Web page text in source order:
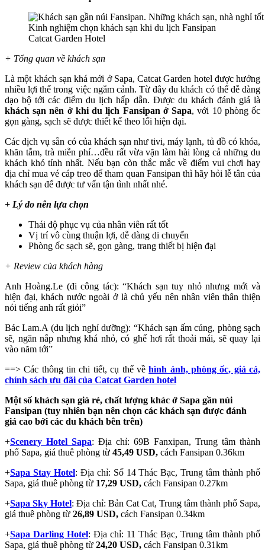
Catcat Garden Hotel
+ Tổng quan về khách sạn
Là một khách sạn khá mới ở Sapa, Catcat Garden hotel được hưởng
nhiều lợi thế trong việc ngắm cảnh. Từ đây du khách có thể dễ dàng
dạo bộ tới các điểm du lịch hấp dẫn. Được du khách đánh giá là
khách sạn nên ở khi du lịch Fansipan ở Sapa, với 10 phòng ốc
gọn gàng, sạch sẽ được thiết kế theo lối hiện đại.
Các dịch vụ sẵn có của khách sạn như tivi, máy lạnh, tủ đồ có khóa,
khăn tắm, trà miễn phí…đều rất vừa vặn làm hài lòng cả những du
khách khó tính nhất. Nếu bạn còn thắc mắc về điểm vui chơi hay
địa chỉ mua vé cáp treo để tham quan Fansipan thì hãy hỏi lễ tân của
khách sạn để được tư vấn tận tình nhất nhé.
+ Lý do nên lựa chọn
Thái độ phục vụ của nhân viên rất tốt
Vị trí vô cùng thuận lợi, dễ dàng di chuyển
Phòng ốc sạch sẽ, gọn gàng, trang thiết bị hiện đại
+ Review của khách hàng
Anh Hoàng.Le (đi công tác): “Khách sạn tuy nhỏ nhưng mới và
hiện đại, khách nước ngoài ở là chủ yếu nên nhân viên thân thiện
nói tiếng anh rất giỏi”
Bác Lam.A (du lịch nghỉ dưỡng): “Khách sạn ấm cúng, phòng sạch
sẽ, ngăn nắp nhưng khá nhỏ, có ghế hơi rất thoải mái, sẽ quay lại
vào năm tới”
==> Các thông tin chi tiết, cụ thể vềhình ảnh, phòng ốc, giá cả,
chính sách ưu đãi của Catcat Garden hotel
Một số khách sạn giá rẻ, chất lượng khác ở Sapa gần núi
Fansipan (tuy nhiên bạn nên chọn các khách sạn được đánh
giá cao bởi các du khách bên trên)
+Scenery Hotel Sapa: Địa chỉ: 69B Fanxipan, Trung tâm thành
phố Sapa, giá thuê phòng từ 45,49 USD, cách Fansipan 0.36km
+Sapa Stay Hotel: Địa chỉ: Số 14 Thác Bạc, Trung tâm thành phố
Sapa, giá thuê phòng từ 17,29 USD, cách Fansipan 0.27km
+Sapa Sky Hotel: Địa chỉ: Bản Cat Cat, Trung tâm thành phố Sapa,
giá thuê phòng từ 26,89 USD, cách Fansipan 0.34km
+Sapa Darling Hotel: Địa chỉ: 11 Thác Bạc, Trung tâm thành phố
Sapa, giá thuê phòng từ 24,20 USD, cách Fansipan 0.31km